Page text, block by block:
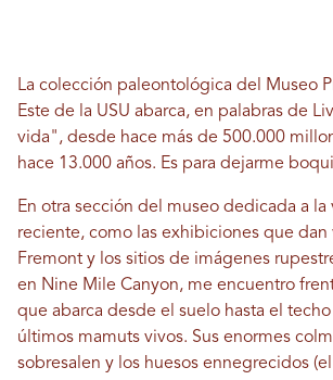
La colección paleontológica del Museo
Este de la USU abarca, en palabras de
vida", desde hace más de 500.000
hace 13.000 años. Es para dejarme
En otra sección del museo dedicada a la
reciente, como las exhibiciones que dan
Fremont y los sitios de imágenes
en Nine Mile Canyon, me encuentro
que abarca desde el suelo hasta el
últimos mamuts vivos. Sus enormes
sobresalen y los huesos ennegrecidos